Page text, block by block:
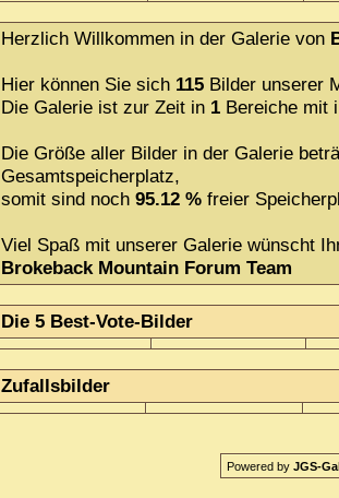
Herzlich Willkommen in der Galerie von
Hier können Sie sich 115 Bilder unserer
Die Galerie ist zur Zeit in 1 Bereiche mit
Die Größe aller Bilder in der Galerie
Gesamtspeicherplatz,
somit sind noch 95.12 % freier
Viel Spaß mit unserer Galerie wünscht
Brokeback Mountain Forum Team
Die 5 Best-Vote-Bilder
Zufallsbilder
Powered by JGS-